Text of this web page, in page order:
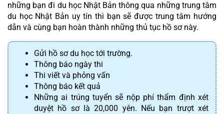
những bạn đi du học Nhật Bản thông qua những trung tâm
du học Nhật Bản uy tín thì bạn sẽ được trung tâm hướng
dẫn và cùng bạn hoàn thành những thủ tục hồ sơ này.
Gửi hồ sơ du học tới trường.
Thông báo ngày thi
Thi viết và phỏng vấn
Thông báo kết quả
Những ai trúng tuyển sẽ nộp phí thẩm định xét
duyệt hồ sơ là 20,000 yên. Nếu bạn trượt xét